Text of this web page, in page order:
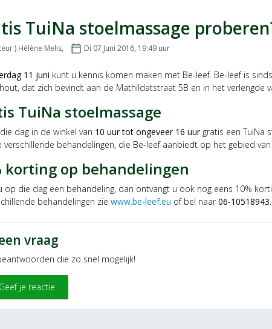
TuiNa stoelmassage
) Hélène Melis, calendar_today
Geplaatst op:
Di 07 Juni 2016, 19:49 uur
11 juni kunt u kennis komen maken met Be-leef. Be-leef is
dat zich bevindt aan de Mathildatstraat 5B en in het verlengde
TuiNa stoelmassage
dag in de winkel van 10 uur tot ongeveer 16 uurgratis een TuiNa
verschillende behandelingen, die Be-leef aanbiedt op het gebied
korting op behandelingen
op die dag een behandeling, dan ontvangt u ook nog eens 10%
behandelingen zie www.be-leef.eu of bel naar06-10518943
vraag
die zo snel mogelijk!
Geef je reactie